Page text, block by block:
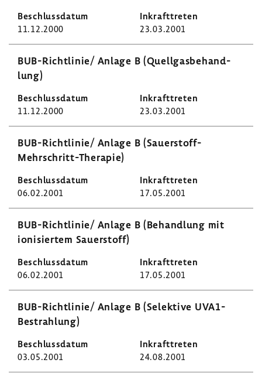
11.12.2000 23.03.2001
BUB-​Richtlinie/ Anlage B (Quell­gas­be­hand­
lung)
11.12.2000 23.03.2001
BUB-​Richtlinie/ Anlage B (Sauerstoff-​
Mehrschritt-Therapie)
06.02.2001 17.05.2001
BUB-​Richtlinie/ Anlage B (Behand­lung mit
ioni­siertem Sauer­stoff)
06.02.2001 17.05.2001
BUB-​Richtlinie/ Anlage B (Selek­tive UVA1-​
Bestrahlung)
03.05.2001 24.08.2001